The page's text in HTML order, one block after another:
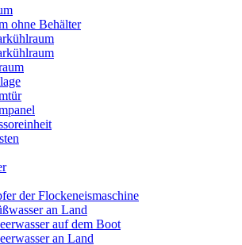
ohne Behälter
der Flockeneismaschine
an Land
auf dem Boot
an Land